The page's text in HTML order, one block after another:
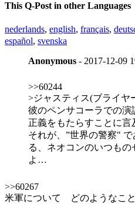
This Q-Post in other Languages
nederlands, english, français,
español, svenska
Anonymous - 2017-12-09
>>60244
>ジャスティス(ブライヤ
彼のペンサコーラでの
正義をもたらすことに言
それが、”世界の警察"
る、ネオコンのいつもの
よ…
>>60267
米軍について どのようなこ